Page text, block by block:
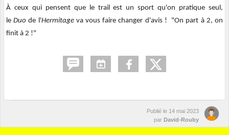
À ceux qui pensent que le trail est un sport qu'on pratique seul,
leDuo de l'Hermitageva vous faire changer d'avis ! "On part à 2, on
finit à 2 !"
Publié le 14 mai 2023
par David-Rouby